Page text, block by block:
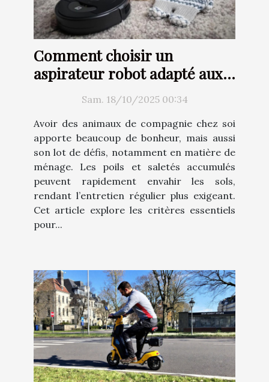
Comment choisir un
aspirateur robot adapté aux
besoins d'un foyer avec
animaux ?Sam. 18/10/2025 00:34
Avoir des animaux de compagnie chez soi
apporte beaucoup de bonheur, mais aussi
son lot de défis, notamment en matière de
ménage. Les poils et saletés accumulés
peuvent rapidement envahir les sols,
rendant l’entretien régulier plus exigeant.
Cet article explore les critères essentiels
pour...